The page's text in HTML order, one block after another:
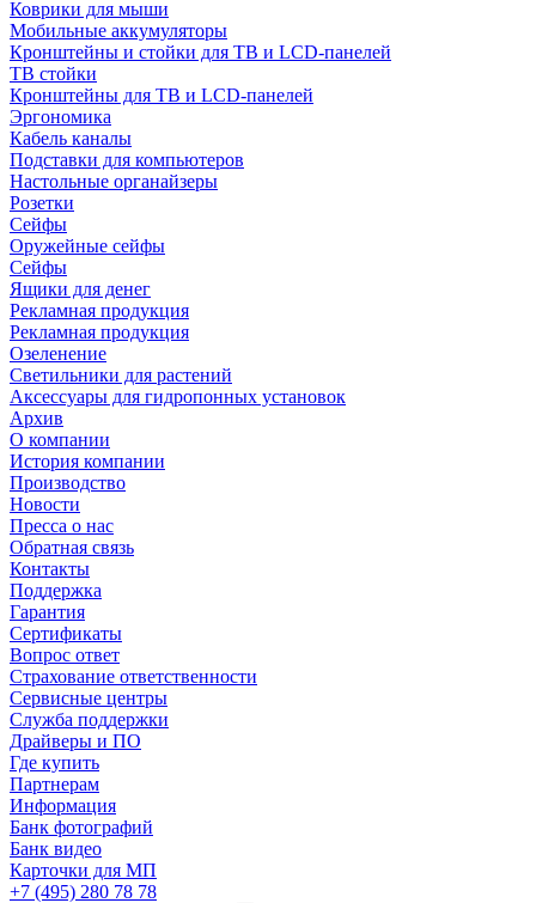
Коврики для мыши
Мобильные аккумуляторы
Кронштейны и стойки для ТВ и LCD-панелей
ТВ стойки
Кронштейны для ТВ и LCD-панелей
Эргономика
Кабель каналы
Подставки для компьютеров
Настольные органайзеры
Розетки
Сейфы
Оружейные сейфы
Сейфы
Ящики для денег
Рекламная продукция
Рекламная продукция
Озеленение
Светильники для растений
Аксессуары для гидропонных установок
Архив
О компании
История компании
Производство
Новости
Пресса о нас
Обратная связь
Контакты
Поддержка
Гарантия
Сертификаты
Вопрос ответ
Страхование ответственности
Сервисные центры
Служба поддержки
Драйверы и ПО
Где купить
Партнерам
Информация
Банк фотографий
Банк видео
Карточки для МП
+7 (495) 280 78 78